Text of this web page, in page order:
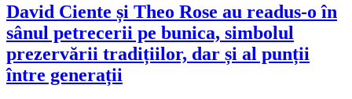
David Ciente și Theo Rose au readus-o în
sânul petrecerii pe bunica, simbolul
prezervării tradițiilor, dar și al punții
între generații